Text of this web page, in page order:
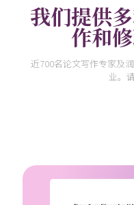
我们提供
作和
近700名论文写作专家及
业。